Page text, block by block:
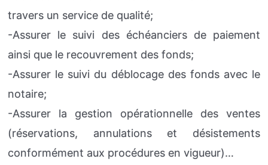
travers un service de qualité;
-Assurer le suivi des échéanciers de paiement
ainsi que le recouvrement des fonds;
-Assurer le suivi du déblocage des fonds avec le
notaire;
-Assurer la gestion opérationnelle des ventes
(réservations, annulations et désistements
conformément aux procédures en vigueur)…